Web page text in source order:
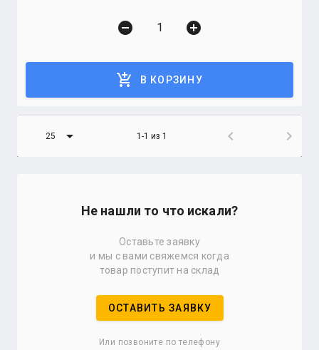
remove_circle add_circle
add_shopping_cart В КОРЗИНУ
25 arrow_drop_down 1-1 из 1 chevron_left chevron_right
Не нашли то что искали?
Оставьте заявку
и мы с вами свяжемся когда
товар поступит на склад
ОСТАВИТЬ ЗАЯВКУ
Или позвоните по телефону